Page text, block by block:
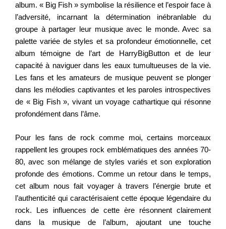
album. « Big Fish » symbolise la résilience et l’espoir face à
l’adversité, incarnant la détermination inébranlable du
groupe à partager leur musique avec le monde. Avec sa
palette variée de styles et sa profondeur émotionnelle, cet
album témoigne de l’art de HarryBigButton et de leur
capacité à naviguer dans les eaux tumultueuses de la vie.
Les fans et les amateurs de musique peuvent se plonger
dans les mélodies captivantes et les paroles introspectives
de « Big Fish », vivant un voyage cathartique qui résonne
profondément dans l’âme.
Pour les fans de rock comme moi, certains morceaux
rappellent les groupes rock emblématiques des années 70-
80, avec son mélange de styles variés et son exploration
profonde des émotions. Comme un retour dans le temps,
cet album nous fait voyager à travers l’énergie brute et
l’authenticité qui caractérisaient cette époque légendaire du
rock. Les influences de cette ère résonnent clairement
dans la musique de l’album, ajoutant une touche